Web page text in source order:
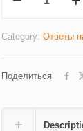
и
(3506)
Category: Ответы
Поделиться